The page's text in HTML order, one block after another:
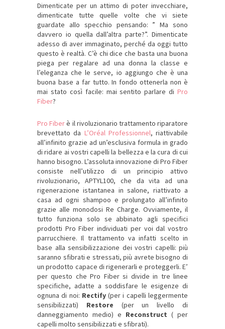
Dimenticate per un attimo di poter invecchiare,
dimenticate tutte quelle volte che vi siete
guardate allo specchio pensando: ” Ma sono
davvero io quella dall’altra parte?”. Dimenticate
adesso di aver immaginato, perché da oggi tutto
questo è realtà. C’è chi dice che basta una buona
piega per regalare ad una donna la classe e
l’eleganza che le serve, io aggiungo che è una
buona base a far tutto. In fondo ottenerla non è
mai stato così facile: mai sentito parlare di Pro
Fiber?
Pro Fiberè il rivoluzionario trattamento riparatore
brevettato da L’Oréal Professionnel, riattivabile
all’infinito grazie ad un’esclusiva formula in grado
di ridare ai vostri capelli la bellezza e la cura di cui
hanno bisogno. L’assoluta innovazione di Pro Fiber
consiste nell’utilizzo di un principio attivo
rivoluzionario, APTYL100, che da vita ad una
rigenerazione istantanea in salone, riattivato a
casa ad ogni shampoo e prolungato all’infinito
grazie alle monodosi Re Charge. Ovviamente, il
tutto funziona solo se abbinato agli specifici
prodotti Pro Fiber individuati per voi dal vostro
parrucchiere. Il trattamento va infatti scelto in
base alla sensibilizzazione dei vostri capelli: più
saranno sfibrati e stressati, più avrete bisogno di
un prodotto capace di rigenerarli e proteggerli. E’
per questo che Pro Fiber si divide in tre linee
specifiche, adatte a soddisfare le esigenze di
ognuna di noi: Rectify(per i capelli leggermente
sensibilizzati) Restore (per un livello di
danneggiamento medio) e Reconstruct ( per
capelli molto sensibilizzati e sfibrati).